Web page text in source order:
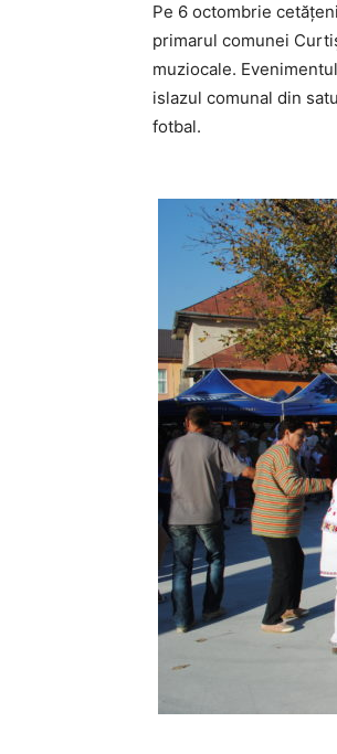
Pe 6 octombrie
primarul comunei
muziocale.
islazul comunal din
fotbal.